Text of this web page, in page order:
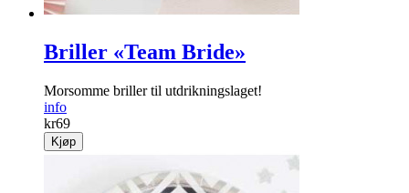
Briller «Team Bride»
Morsomme briller til utdrikningslaget!
info
kr69
Kjøp